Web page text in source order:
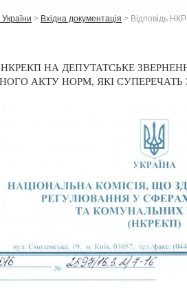
> Вхідна документація > Відповідь
НКРЕКП НА ДЕПУТАТСЬКЕ
АКТУ НОРМ, ЯКІ